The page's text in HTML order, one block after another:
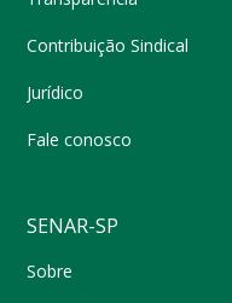
Contribuição Sindical
Jurídico
Fale conosco
SENAR-SP
Sobre